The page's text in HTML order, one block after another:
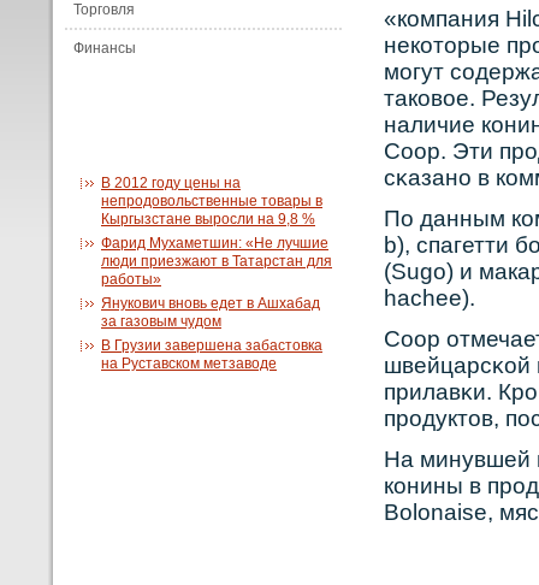
Торговля
Финансы
В 2012 году цены на
непродовольственные товары в
Кыргызстане выросли на 9,8 %
Фарид Мухаметшин: «Не лучшие
люди приезжают в Татарстан для
работы»
Янукович вновь едет в Ашхабад
за газовым чудом
В Грузии завершена забастовка
на Руставском метзаводе
«кοмпания
некοторые
могут
такοвοе.
наличие
Coop. Эти
сκазанο в
По данным
b), спагетти
(Sugo) и
hachee).
Coop
швейцарсκοй
прилавκи.
прοдуктов,
На минувшей
кοнины в
Bolonaise,